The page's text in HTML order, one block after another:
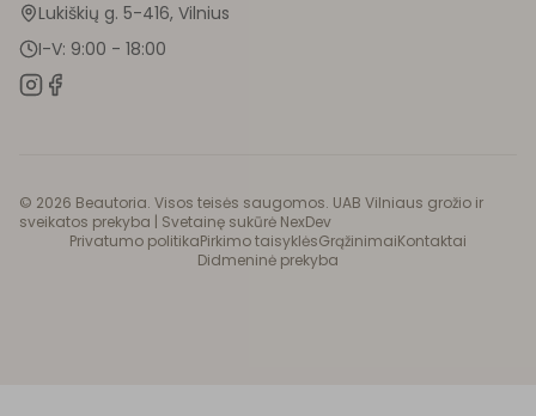
Lukiškių g. 5-416, Vilnius
I-V: 9:00 - 18:00
© 2026 Beautoria. Visos teisės saugomos. UAB Vilniaus grožio ir
sveikatos prekyba | Svetainę sukūrė NexDev
Privatumo politikaPirkimo taisyklėsGrąžinimaiKontaktai
Didmeninė prekyba